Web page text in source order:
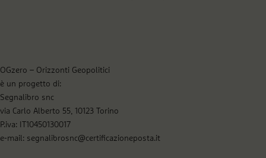
OGzero – Orizzonti Geopolitici
è un progetto di:
Segnalibro snc
via Carlo Alberto 55, 10123 Torino
P.iva: IT10450130017
e-mail: segnalibrosnc@certificazioneposta.it